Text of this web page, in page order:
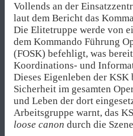
Vollends an der
laut dem Bericht das
Die Elitetruppe werde von
dem Kommando Führung
(FOSK) befehligt, was
Koordinations- und
Dieses Eigenleben der
Sicherheit im gesamten
und Leben der dort
Arbeitsgruppe warnt, das
loose canon durch die